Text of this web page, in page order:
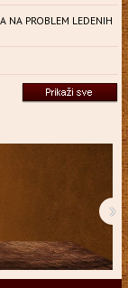
NA PROBLEM LEDENIH
›